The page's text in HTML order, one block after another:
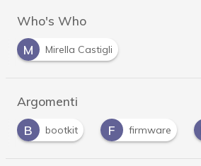
Who's Who
M
Mirella Castigli
Argomenti
F firmware K kaspersky